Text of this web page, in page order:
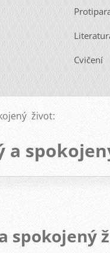
Cvičení
život:
a
spokojený